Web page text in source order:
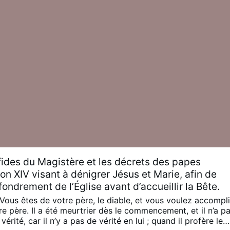
du Magistère et les décrets des papes
XIV visant à dénigrer Jésus et Marie, afin de
de l’Église avant d’accueillir la Bête.
êtes de votre père, le diable, et vous voulez
père. Il a été meurtrier dès le commencement, et il n’a
car il n’y a pas de vérité en lui ; quand il profère le